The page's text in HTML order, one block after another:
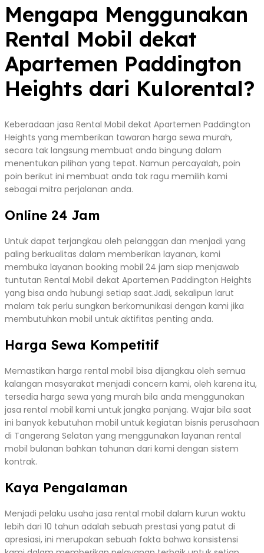
Mengapa Menggunakan
Rental Mobil dekat
Apartemen Paddington
Heights dari Kulorental?
Keberadaan jasa Rental Mobil dekat Apartemen Paddington
Heights yang memberikan tawaran harga sewa murah,
secara tak langsung membuat anda bingung dalam
menentukan pilihan yang tepat. Namun percayalah, poin
poin berikut ini membuat anda tak ragu memilih kami
sebagai mitra perjalanan anda.
Online 24 Jam
Untuk dapat terjangkau oleh pelanggan dan menjadi yang
paling berkualitas dalam memberikan layanan, kami
membuka layanan booking mobil 24 jam siap menjawab
tuntutan Rental Mobil dekat Apartemen Paddington Heights
yang bisa anda hubungi setiap saat.Jadi, sekalipun larut
malam tak perlu sungkan berkomunikasi dengan kami jika
membutuhkan mobil untuk aktifitas penting anda.
Harga Sewa Kompetitif
Memastikan harga rental mobil bisa dijangkau oleh semua
kalangan masyarakat menjadi concern kami, oleh karena itu,
tersedia harga sewa yang murah bila anda menggunakan
jasa rental mobil kami untuk jangka panjang. Wajar bila saat
ini banyak kebutuhan mobil untuk kegiatan bisnis perusahaan
di Tangerang Selatan yang menggunakan layanan rental
mobil bulanan bahkan tahunan dari kami dengan sistem
kontrak.
Kaya Pengalaman
Menjadi pelaku usaha jasa rental mobil dalam kurun waktu
lebih dari 10 tahun adalah sebuah prestasi yang patut di
apresiasi, ini merupakan sebuah fakta bahwa konsistensi